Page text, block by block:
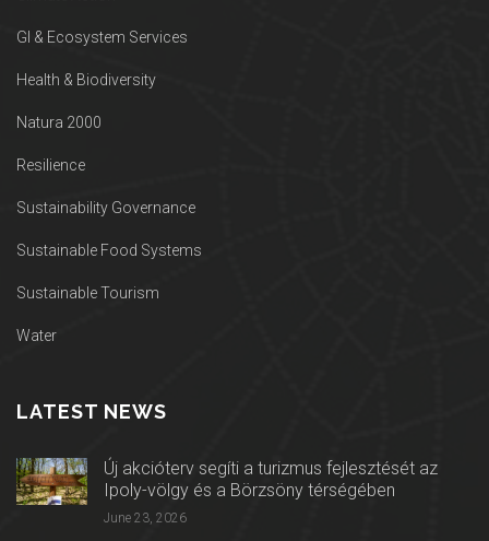
GI & Ecosystem Services
Health & Biodiversity
Natura 2000
Resilience
Sustainability Governance
Sustainable Food Systems
Sustainable Tourism
Water
LATEST NEWS
Új akcióterv segíti a turizmus fejlesztését az
Ipoly-völgy és a Börzsöny térségében
June 23, 2026